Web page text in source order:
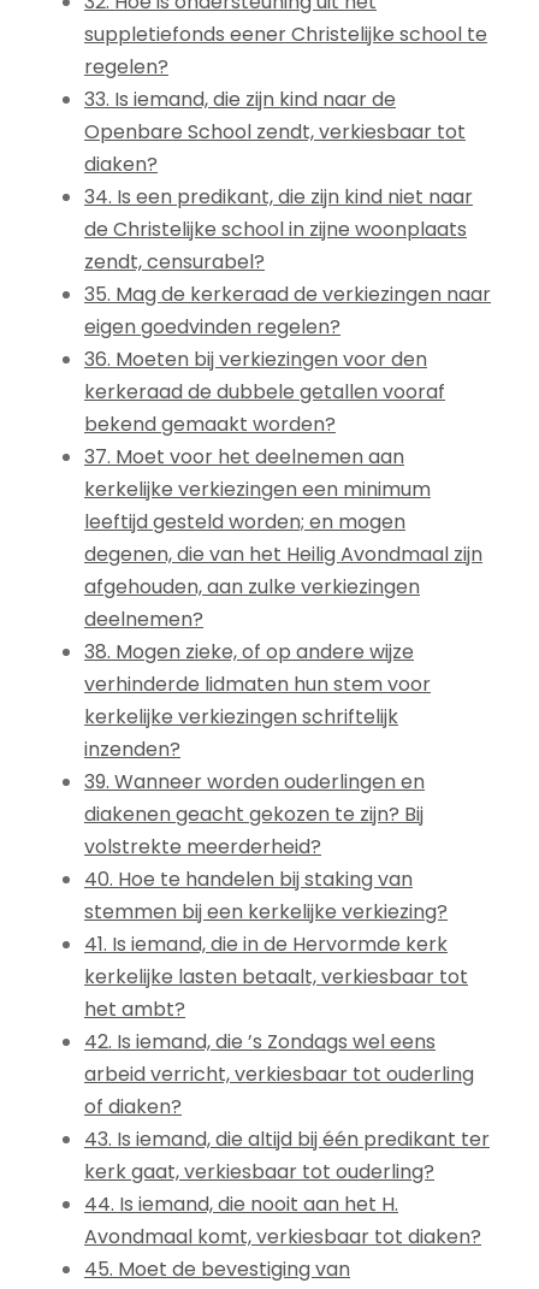
suppletiefonds eener Christelijke school te
regelen?
33. Is iemand, die zijn kind naar de
Openbare School zendt, verkiesbaar tot
diaken?
34. Is een predikant, die zijn kind niet naar
de Christelijke school in zijne woonplaats
zendt, censurabel?
35. Mag de kerkeraad de verkiezingen naar
eigen goedvinden regelen?
36. Moeten bij verkiezingen voor den
kerkeraad de dubbele getallen vooraf
bekend gemaakt worden?
37. Moet voor het deelnemen aan
kerkelijke verkiezingen een minimum
leeftijd gesteld worden; en mogen
degenen, die van het Heilig Avondmaal zijn
afgehouden, aan zulke verkiezingen
deelnemen?
38. Mogen zieke, of op andere wijze
verhinderde lidmaten hun stem voor
kerkelijke verkiezingen schriftelijk
inzenden?
39. Wanneer worden ouderlingen en
diakenen geacht gekozen te zijn? Bij
volstrekte meerderheid?
40. Hoe te handelen bij staking van
stemmen bij een kerkelijke verkiezing?
41. Is iemand, die in de Hervormde kerk
kerkelijke lasten betaalt, verkiesbaar tot
het ambt?
42. Is iemand, die ’s Zondags wel eens
arbeid verricht, verkiesbaar tot ouderling
of diaken?
43. Is iemand, die altijd bij één predikant ter
kerk gaat, verkiesbaar tot ouderling?
44. Is iemand, die nooit aan het H.
Avondmaal komt, verkiesbaar tot diaken?
45. Moet de bevestiging van